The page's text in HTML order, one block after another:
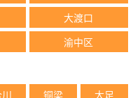
大渡口
渝中区
铜梁 大足